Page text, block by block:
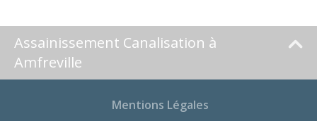
Assainissement Canalisation à
Amfreville
Mentions Légales